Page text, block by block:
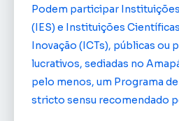
Podem participar
(IES) e Instituições
Inovação (ICTs), públicas ou
lucrativos, sediadas no
pelo menos, um Programa
stricto sensu recomendado